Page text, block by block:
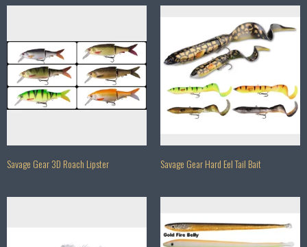
Savage Gear 3D Roach Lipster Savage Gear Hard Eel Tail Bait